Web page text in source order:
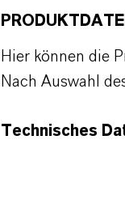
Hier können die
Nach Auswahl
Technisches